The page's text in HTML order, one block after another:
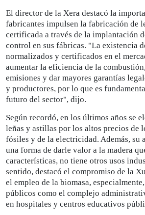
El director de la Xera destacó la
fabricantes impulsen la fabricación de
certificada a través de la implantación
control en sus fábricas. "La existencia
normalizados y certificados en el
aumentar la eficiencia de la
emisiones y dar mayores garantías
y productores, por lo que es
futuro del sector", dijo.
Según recordó, en los últimos años se
leñas y astillas por los altos precios de
fósiles y de la electricidad. Además, su
una forma de darle valor a la madera
características, no tiene otros usos
sentido, destacó el compromiso de la
el empleo de la biomasa,
públicos como el complejo
en hospitales y centros educativos